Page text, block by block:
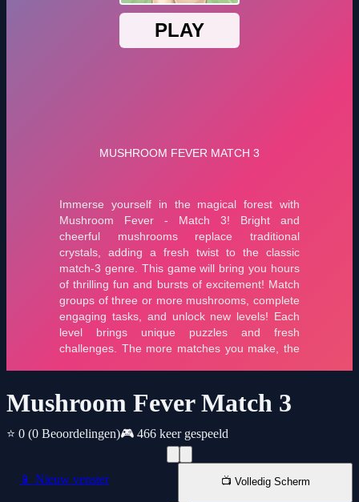
Mushroom Fever Match 3
⭐ 0 (0 Beoordelingen)🎮 466 keer gespeeld
📱 Nieuw venster 📺 Volledig Scherm